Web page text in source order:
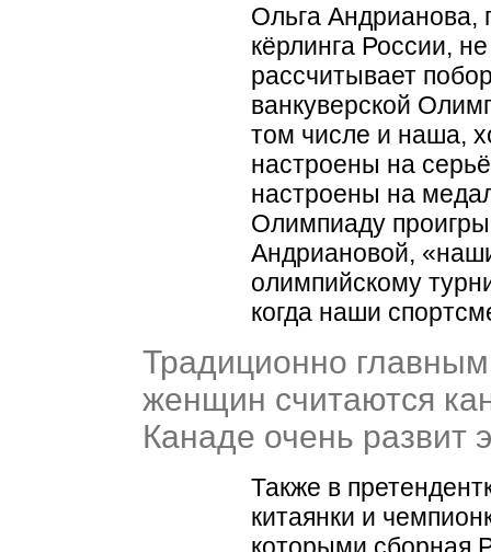
Ольга Андрианова,
кёрлинга России,
рассчитывает
ванкуверской
том числе и наша,
настроены на
настроены на
Олимпиаду
Андриановой, «
олимпийскому
когда наши
Традиционно
женщин считаются
Канаде очень развит
Также в
китаянки и
которыми сборная